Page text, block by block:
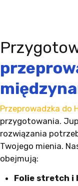
Przeprowadzka do
przygotowania.
rozwiązania
Twojego mienia.
obejmują:
Folie stretch i